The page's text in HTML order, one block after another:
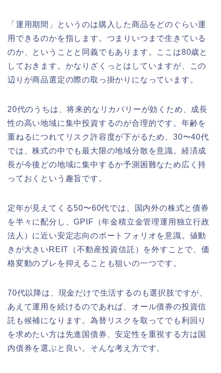
「運用期間」というのは購入した商品をどのぐらい運
用できるのかを指します。つまりいつまで生きている
のか、ということと同義でもあります。ここは80歳と
しておきます。かなりざくっとはしていますが、この
辺りが商品選定の際の取っ掛かりになっています。
20代のうちは、将来的なリカバリーが効くため、成長
性の高い地域に集中投資するのが合理的です。年齢を
重ねるにつれてリスク許容度が下がるため、30〜40代
では、株式の中でも最大限の地域分散を意識。経済成
長が今後どの地域に集中するか予測困難なため広く持
っておくという趣旨です。
定年が見えてくる50〜60代では、国内外の株式と債券
を半々に配分し、GPIF（年金積立金管理運用独立行政
法人）に近い安定志向のポートフォリオを意識。値動
きが大きいREIT（不動産投資信託）を外すことで、価
格変動のブレを抑えることも狙いの一つです。
70代以降は、現金だけで生活するのも選択肢ですが、
あえて運用を続けるのであれば、オール債券の投資信
託も候補になります。為替リスクを取ってでも利回り
を求めたい方は先進国債券、安定性を重視する方は国
内債券を選ぶと良い。そんな考え方です。